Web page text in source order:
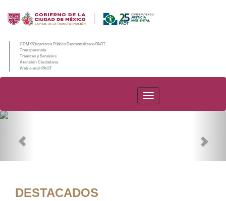
CDMX/Organismo Público Descentralizado/PAOT
Transparencia
Trámites y Servicios
Atención Ciudadana
Web e-mail PAOT
PAOT
DESTACADOS